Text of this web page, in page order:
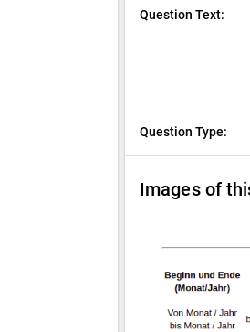
Question Text:
Question Type:
Images of